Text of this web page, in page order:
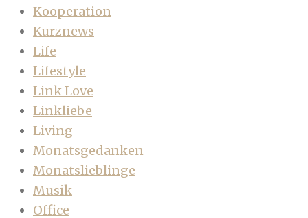
Kooperation
Kurznews
Life
Lifestyle
Link Love
Linkliebe
Living
Monatsgedanken
Monatslieblinge
Musik
Office